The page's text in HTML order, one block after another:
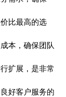
比最高的选
本，确保团队
扩展，是非常
好客户服务的